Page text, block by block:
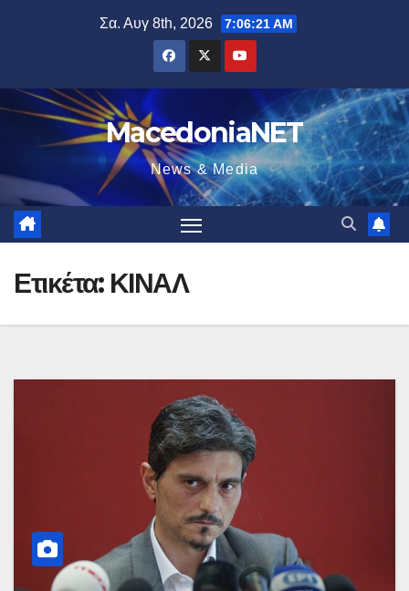
Σα. Αυγ 8th, 2026 7:06:21 AM
MacedoniaNET
News & Media
Ετικέτα: ΚΙΝΑΛ